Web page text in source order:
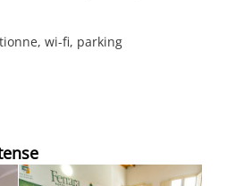
wi-fi, parking